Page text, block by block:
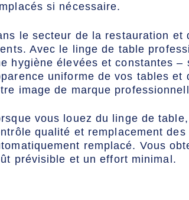
si nécessaire.
le secteur de la restauration et
Avec le linge de table
hygiène élevées et constantes
uniforme de vos tables
image de marque
vous louez du linge de
qualité et remplacement
remplacé. Vous
prévisible et un effort minimal.